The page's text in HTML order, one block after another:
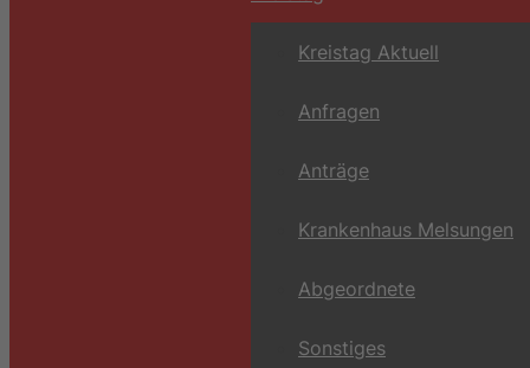
Kreistag Aktuell
Anfragen
Anträge
Krankenhaus Melsungen
Abgeordnete
Sonstiges